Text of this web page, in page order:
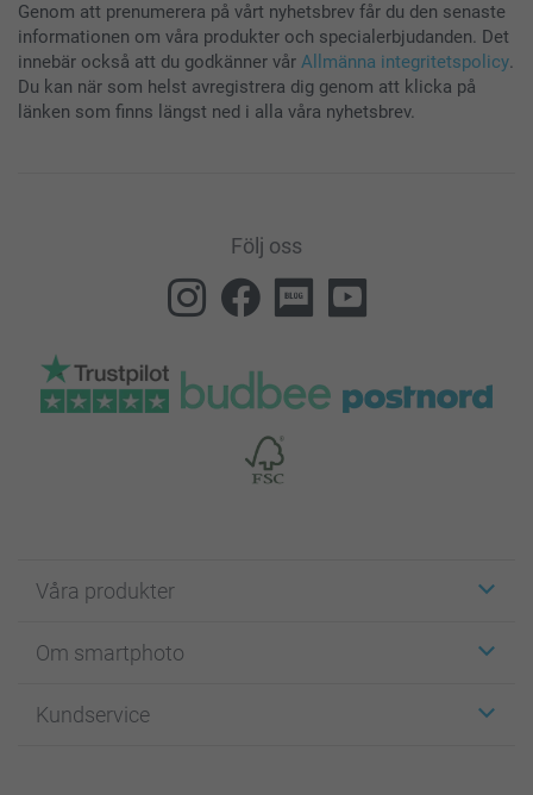
Genom att prenumerera på vårt nyhetsbrev får du den senaste
informationen om våra produkter och specialerbjudanden. Det
innebär också att du godkänner vår Allmänna integritetspolicy.
Du kan när som helst avregistrera dig genom att klicka på
länken som finns längst ned i alla våra nyhetsbrev.
Följ oss
Våra produkter
Fotokort
Fotoböcker
Om smartphoto
För affiliates
Kundservice